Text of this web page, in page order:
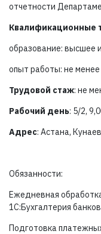
отчетности
Квалификационные
образование: высшее
опыт работы: не менее
Трудовой стаж: не
Рабочий день: 5/2,
Адрес: Астана,
Обязанности:
Ежедневная
1С:Бухгалтерия
Подготовка